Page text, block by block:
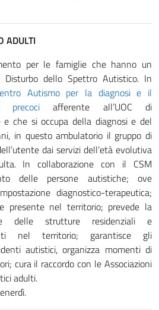
ADULTI
per le famiglie che hanno un
dello Spettro Autistico. In
Autismo per la diagnosi e il
precociafferente all’UOC di
e che si occupa della diagnosi e del
in questo ambulatorio il gruppo di
dai servizi dell’età evolutiva
In collaborazione con il CSM
delle persone autistiche; ove
diagnostico-terapeutica;
presente nel territorio; prevede la
delle strutture residenziali e
nel territorio; garantisce gli
autistici, organizza momenti di
cura il raccordo con le Associazioni
adulti.